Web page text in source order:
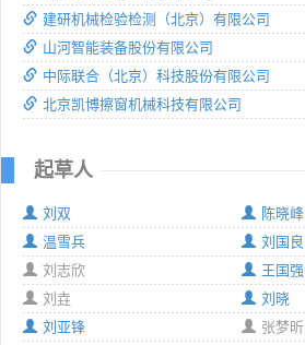
建研机械检验检测（北京）有限公司
山河智能装备股份有限公司
中际联合（北京）科技股份有限公司
北京凯博擦窗机械科技有限公司
起草人
刘双
陈晓峰
温雪兵
刘国良
刘志欣
王国强
刘垚
刘晓
刘亚锋
张梦昕